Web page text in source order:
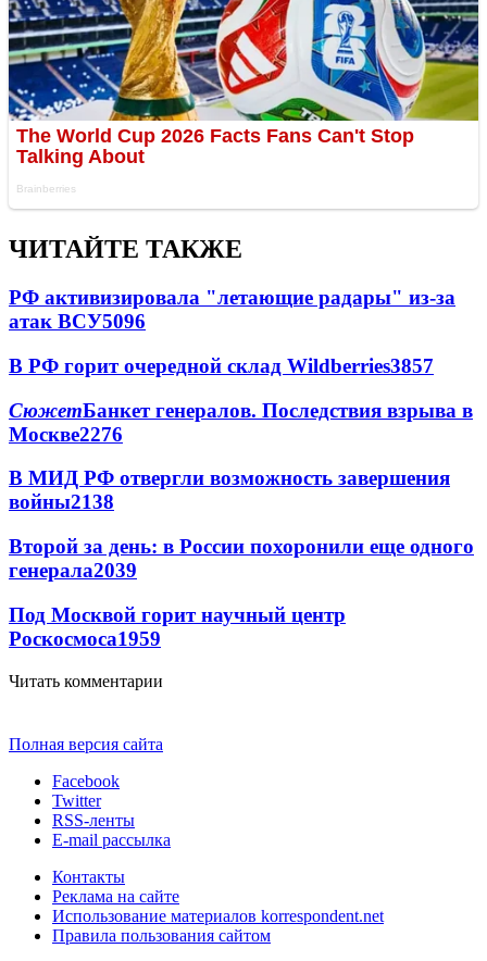
ЧИТАЙТЕ ТАКЖЕ
РФ активизировала "летающие радары" из-за
атак ВСУ5096
В РФ горит очередной склад Wildberries3857
СюжетБанкет генералов. Последствия взрыва в
Москве2276
В МИД РФ отвергли возможность завершения
войны2138
Второй за день: в России похоронили еще одного
генерала2039
Под Москвой горит научный центр
Роскосмоса1959
Читать комментарии
Полная версия сайта
Facebook
Twitter
RSS-ленты
E-mail рассылка
Контакты
Реклама на сайте
Использование материалов korrespondent.net
Правила пользования сайтом